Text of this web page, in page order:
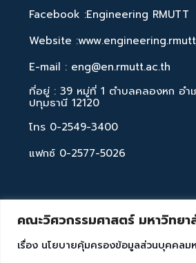
คณะวิศวกรรมศาสตร์ มหาวิทย
เรื่อง นโยบายคุ้มครองข้อมูลส่วนบุคคล
Facebook :Engineering RMUTT
Website
E-mail : eng@en.rmutt.ac.th
ที่อยู่ : 39 หมู่ที่ 1 ตำบลคลองหก อำ
ปทุมธานี 12120
โทร 0-2549-3400
แฟกซ์ 0-2577-5026